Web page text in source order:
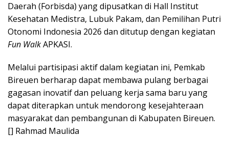
Daerah (Forbisda) yang dipusatkan di Hall Institut
Kesehatan Medistra, Lubuk Pakam, dan Pemilihan Putri
Otonomi Indonesia 2026 dan ditutup dengan kegiatan
Fun WalkAPKASI.
Melalui partisipasi aktif dalam kegiatan ini, Pemkab
Bireuen berharap dapat membawa pulang berbagai
gagasan inovatif dan peluang kerja sama baru yang
dapat diterapkan untuk mendorong kesejahteraan
masyarakat dan pembangunan di Kabupaten Bireuen.
[] Rahmad Maulida